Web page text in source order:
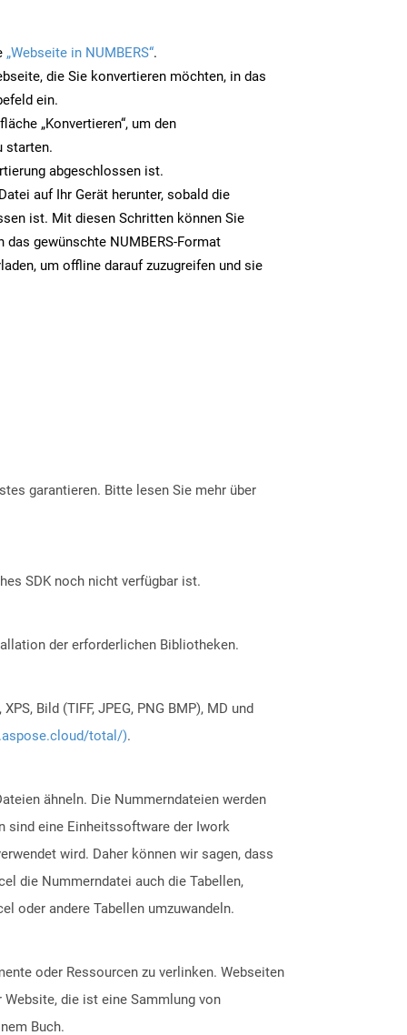
„Webseite in NUMBERS“.
die Sie konvertieren möchten, in das
ein.
„Konvertieren“, um den
starten.
abgeschlossen ist.
auf Ihr Gerät herunter, sobald die
ist. Mit diesen Schritten können Sie
das gewünschte NUMBERS-Format
um offline darauf zuzugreifen und sie
garantieren. Bitte lesen Sie mehr über
SDK noch nicht verfügbar ist.
der erforderlichen Bibliotheken.
Bild (TIFF, JPEG, PNG BMP), MD und
total/).
ähneln. Die Nummerndateien werden
sind eine Einheitssoftware der Iwork
wird. Daher können wir sagen, dass
die Nummerndatei auch die Tabellen,
oder andere Tabellen umzuwandeln.
oder Ressourcen zu verlinken. Webseiten
die ist eine Sammlung von
Buch.